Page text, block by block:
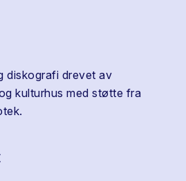
diskografi drevet av
kulturhus med støtte fra